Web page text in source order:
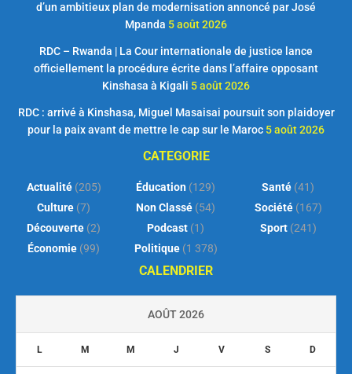
d’un ambitieux plan de modernisation annoncé par José
Mpanda 5 août 2026
RDC – Rwanda | La Cour internationale de justice lance
officiellement la procédure écrite dans l’affaire opposant
Kinshasa à Kigali 5 août 2026
RDC : arrivé à Kinshasa, Miguel Masaisai poursuit son plaidoyer
pour la paix avant de mettre le cap sur le Maroc 5 août 2026
CATEGORIE
Actualité(205)
Culture (7)
Découverte (2)
Économie (99)
Éducation (129)
Non Classé (54)
Podcast (1)
Politique(1 378)
Santé (41)
Société(167)
Sport(241)
CALENDRIER
AOÛT 2026
L M M J V S D